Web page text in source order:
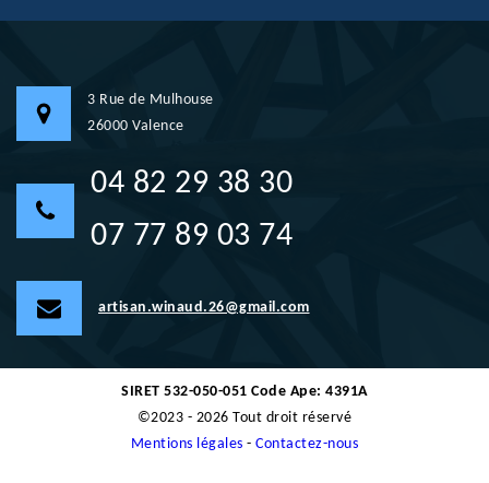
3 Rue de Mulhouse
26000 Valence
04 82 29 38 30
07 77 89 03 74
artisan.winaud.26@gmail.com
SIRET 532-050-051 Code Ape: 4391A
©2023 - 2026 Tout droit réservé
Mentions légales -Contactez-nous